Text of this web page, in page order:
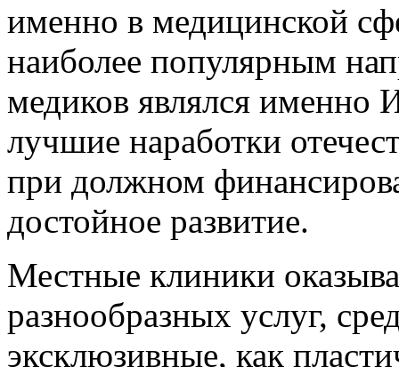
именно в медицинской
наиболее популярным
медиков являлся именно
лучшие наработки
при должном
достойное развитие.
Местные клиники
разнообразных услуг,
эксклюзивные, как